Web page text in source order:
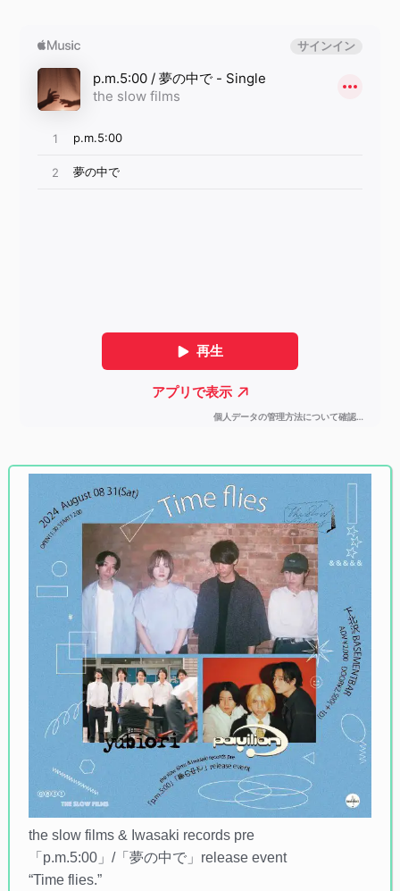
the slow films & Iwasaki records pre
「p.m.5:00」/「夢の中で」release event
“Time flies.”